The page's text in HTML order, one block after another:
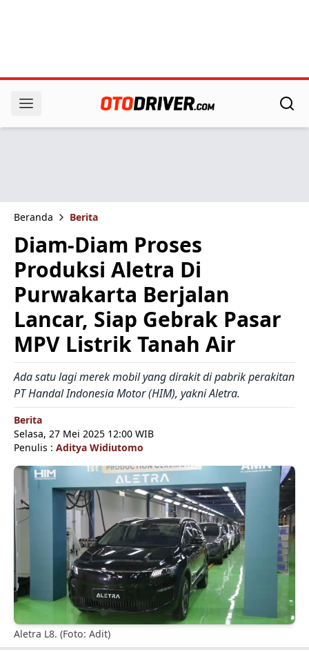
Beranda Berita
Diam-Diam Proses
Produksi Aletra Di
Purwakarta Berjalan
Lancar, Siap Gebrak Pasar
MPV Listrik Tanah Air
Ada satu lagi merek mobil yang dirakit di pabrik perakitan
PT Handal Indonesia Motor (HIM), yakni Aletra.
Berita
Selasa, 27 Mei 2025 12:00 WIB
Penulis : Aditya Widiutomo
Aletra L8. (Foto: Adit)